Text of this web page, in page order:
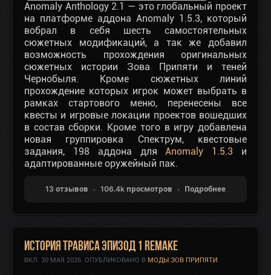
Anomaly Anthology 2.1 — это глобальный проект
на платформе аддона Anomaly 1.5.3, который
вобрал в себя шесть самостоятельных
сюжетных модификаций, а так же добавил
возможность прохождения оригинальных
сюжетных истории Зова Припяти и теней
Чернобыля. Кроме сюжетных линий
прохождение которых игрок может выбрать в
рамках стартового меню, перенесены все
квесты и игровые локации проектов вошедших
в состав сборки. Кроме того в игру добавлена
новая группировка Спектрум, квестовые
задания, 198 аддона дляAnomaly 1.5.3 и
адаптированные оружейный пак.
13 отзывов 106.4k просмотров Подробнее
История Трависа Эпизод 1 Remake
ВКЛ. 30 МАЯ 2026. ОПУБЛИКОВАНО В МОДЫ ЗОВ ПРИПЯТИ